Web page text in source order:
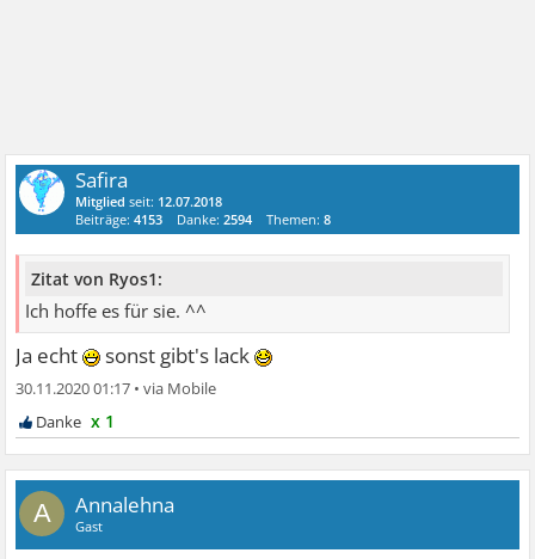
Safira
Mitglied seit: 12.07.2018
Beiträge:4153 Danke:2594 Themen:8
Zitat von Ryos1:
Ich hoffe es für sie. ^^
Ja echt sonst gibt's lack
30.11.2020 01:17 •
x 1
A Annalehna
Gast